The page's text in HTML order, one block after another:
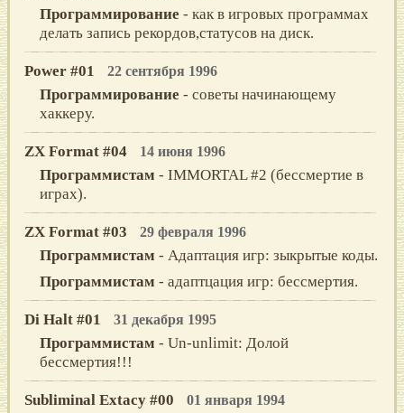
Программирование - как в игровых программах
делать запись рекордов,статусов на диск.
Power #01 22 сентября 1996
Программирование - советы начинающему
хаккеру.
ZX Format #04 14 июня 1996
Программистам - IMMORTAL #2 (бессмертие в
играх).
ZX Format #03 29 февраля 1996
Программистам - Адаптация игр: зыкрытые коды.
Программистам - адаптцация игр: бессмертия.
Di Halt #01 31 декабря 1995
Программистам - Un-unlimit: Долой
бессмертия!!!
Subliminal Extacy #00 01 января 1994